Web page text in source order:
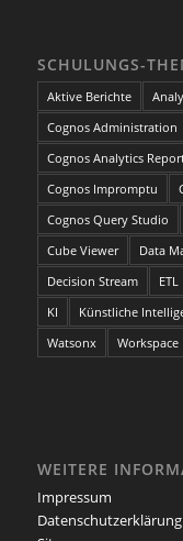
SCHULUNGS-
Aktive Berichte
Cognos Administration
Cognos Analytics
Cognos Impromptu
Cognos Query Studio
Cube Viewer
Data
Decision Stream
ETL
KI
Künstliche
Watsonx
Workspace
WEITERE
Impressum
Datenschutzerklärung